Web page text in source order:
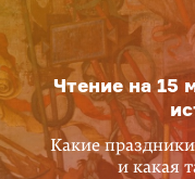
Чтение на 15
Какие
и какая